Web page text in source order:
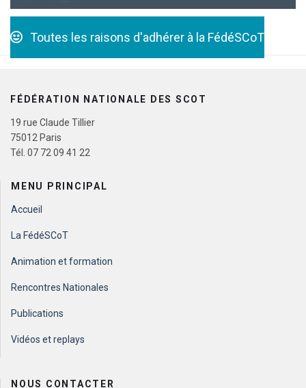
Toutes les raisons d'adhérer à la FédéSCoT
FÉDÉRATION NATIONALE DES SCOT
19 rue Claude Tillier
75012 Paris
Tél. 07 72 09 41 22
MENU PRINCIPAL
Accueil
La FédéSCoT
Animation et formation
Rencontres Nationales
Publications
Vidéos et replays
NOUS CONTACTER